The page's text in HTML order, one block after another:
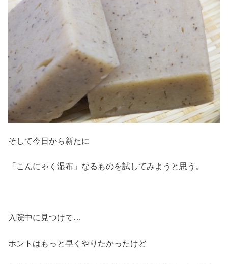
そして今日から新たに
「こんにゃく湿布」なるものを試してみようと思う。
入院中に見つけて…
ホントはもっと早くやりたかったけど